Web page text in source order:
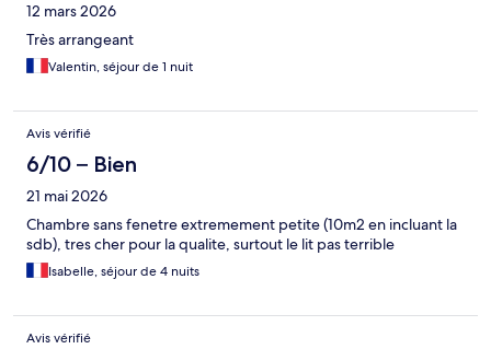
12 mars 2026
Très arrangeant
Valentin, séjour de 1 nuit
Avis vérifié
6/10 – Bien
21 mai 2026
Chambre sans fenetre extremement petite (10m2 en incluant la
sdb), tres cher pour la qualite, surtout le lit pas terrible
Isabelle, séjour de 4 nuits
Avis vérifié